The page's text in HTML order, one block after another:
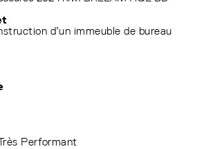
d’un immeuble de bureau
Performant